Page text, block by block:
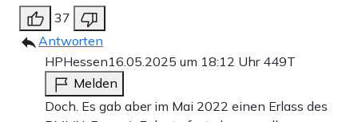
37
Antworten
HPHessen16.05.2025 um 18:12 Uhr 449T
Melden
Doch. Es gab aber im Mai 2022 einen Erlass des